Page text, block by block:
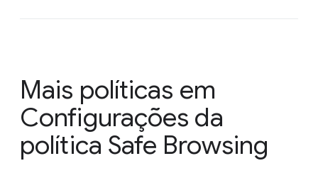
Mais políticas em
Configurações da
política Safe Browsing